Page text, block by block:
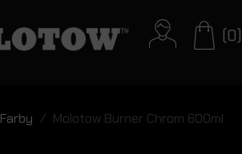
(0)
Farby Molotow Burner Chrom 600ml